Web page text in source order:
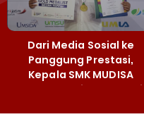
Dari Media Sosial ke
Panggung Prestasi,
Kepala SMK MUDISA
Irvandy Andriansyah Raih